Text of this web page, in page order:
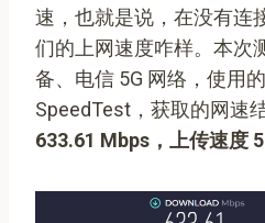
速，也就是说，在没有连
们的上网速度咋样。本次
备、电信 5G 网络，使用
SpeedTest，获取的网速
633.61 Mbps，上传速度